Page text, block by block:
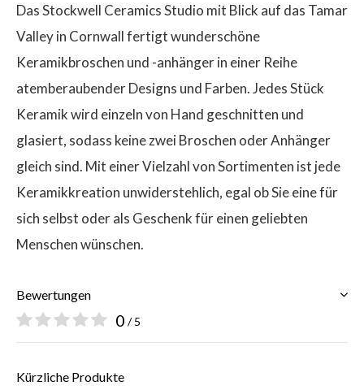
Das Stockwell Ceramics Studio mit Blick auf das Tamar
Valley in Cornwall fertigt wunderschöne
Keramikbroschen und -anhänger in einer Reihe
atemberaubender Designs und Farben. Jedes Stück
Keramik wird einzeln von Hand geschnitten und
glasiert, sodass keine zwei Broschen oder Anhänger
gleich sind. Mit einer Vielzahl von Sortimenten ist jede
Keramikkreation unwiderstehlich, egal ob Sie eine für
sich selbst oder als Geschenk für einen geliebten
Menschen wünschen.
Bewertungen
0 / 5
Kürzliche Produkte